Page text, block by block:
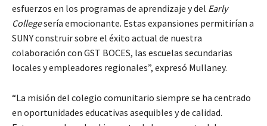
esfuerzos en los programas de aprendizaje y del Early
Collegesería emocionante. Estas expansiones permitirían a
SUNY construir sobre el éxito actual de nuestra
colaboración con GST BOCES, las escuelas secundarias
locales y empleadores regionales”, expresó Mullaney.
“La misión del colegio comunitario siempre se ha centrado
en oportunidades educativas asequibles y de calidad.